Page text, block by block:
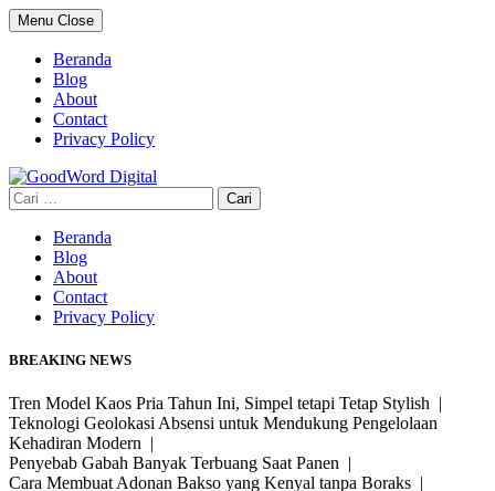
Skip
to
content
Menu Close
Beranda
Blog
About
Contact
Privacy Policy
Cari
untuk:
Beranda
Blog
About
Contact
Privacy Policy
BREAKING NEWS
Tren Model Kaos Pria Tahun Ini, Simpel tetapi Tetap Stylish |
Teknologi Geolokasi Absensi untuk Mendukung Pengelolaan
Kehadiran Modern |
Penyebab Gabah Banyak Terbuang Saat Panen |
Cara Membuat Adonan Bakso yang Kenyal tanpa Boraks |